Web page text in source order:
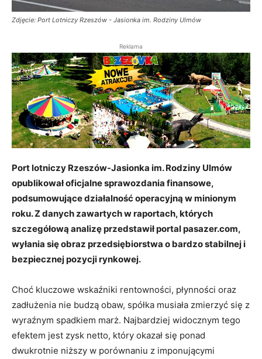
Zdjęcie: Port Lotniczy Rzeszów - Jasionka im. Rodziny Ulmów
Reklama
Port lotniczy Rzeszów-Jasionka im. Rodziny Ulmów
opublikował oficjalne sprawozdania finansowe,
podsumowujące działalność operacyjną w minionym
roku. Z danych zawartych w raportach, których
szczegółową analizę przedstawił portal pasazer.com,
wyłania się obraz przedsiębiorstwa o bardzo stabilnej i
bezpiecznej pozycji rynkowej.
Choć kluczowe wskaźniki rentowności, płynności oraz
zadłużenia nie budzą obaw, spółka musiała zmierzyć się z
wyraźnym spadkiem marż. Najbardziej widocznym tego
efektem jest zysk netto, który okazał się ponad
dwukrotnie niższy w porównaniu z imponującymi